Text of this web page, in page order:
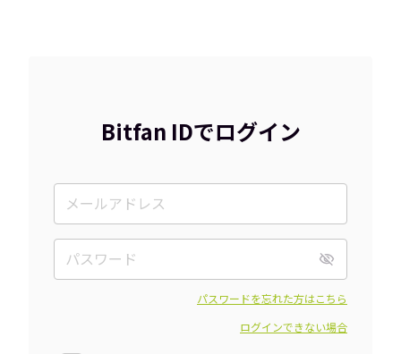
Bitfan IDでログイン
パスワードを忘れた方はこちら
ログインできない場合